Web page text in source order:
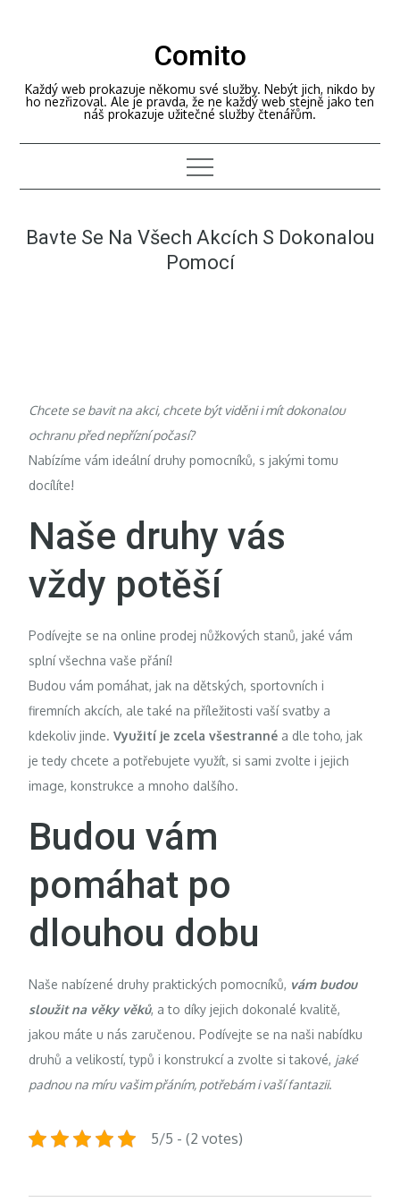
Comito
Každý web prokazuje někomu své služby. Nebýt jich, nikdo by
ho nezřizoval. Ale je pravda, že ne každý web stejně jako ten
náš prokazuje užitečné služby čtenářům.
Bavte Se Na Všech Akcích S Dokonalou
Pomocí
Chcete se bavit na akci, chcete být viděni i mít dokonalou
ochranu před nepřízní počasí?
Nabízíme vám ideální druhy pomocníků, s jakými tomu
docílíte!
Naše druhy vás
vždy potěší
Podívejte se na online prodej nůžkových stanů, jaké vám
splní všechna vaše přání!
Budou vám pomáhat, jak na dětských, sportovních i
firemních akcích, ale také na příležitosti vaší svatby a
kdekoliv jinde.Využití je zcela všestranné a dle toho, jak
je tedy chcete a potřebujete využít, si sami zvolte i jejich
image, konstrukce a mnoho dalšího.
Budou vám
pomáhat po
dlouhou dobu
Naše nabízené druhy praktických pomocníků, vám budou
sloužit na věky věků, a to díky jejich dokonalé kvalitě,
jakou máte u nás zaručenou. Podívejte se na naši nabídku
druhů a velikostí, typů i konstrukcí a zvolte si takové, jaké
padnou na míru vašim přáním, potřebám i vaší fantazii.
5/5 - (2 votes)